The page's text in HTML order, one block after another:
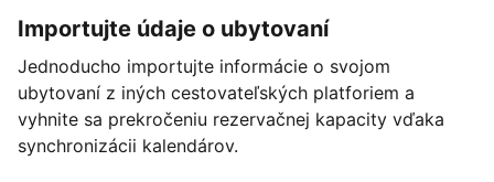
Importujte údaje o ubytovaní
Jednoducho importujte informácie o svojom
ubytovaní z iných cestovateľských platforiem a
vyhnite sa prekročeniu rezervačnej kapacity vďaka
synchronizácii kalendárov.